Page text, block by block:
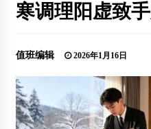
寒调理阳虚致
值班编辑 2026年1月16日